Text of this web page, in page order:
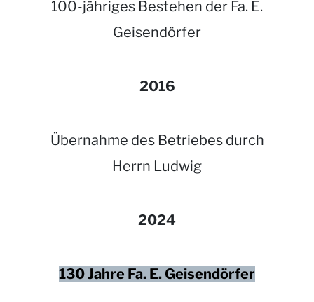
100-jähriges Bestehen der Fa. E.
Geisendörfer
2016
Übernahme des Betriebes durch
Herrn Ludwig
2024
130 Jahre Fa. E. Geisendörfer